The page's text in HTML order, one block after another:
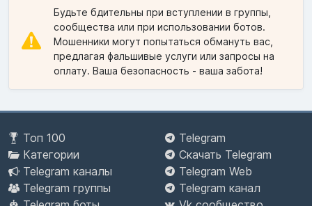
Будьте бдительны при вступлении в группы,
сообщества или при использовании ботов.
Мошенники могут попытаться обмануть вас,
предлагая фальшивые услуги или запросы на
оплату. Ваша безопасность - ваша забота!
Топ 100
Категории
Telegram каналы
Telegram группы
Telegram
Скачать Telegram
Telegram Web
Telegram канал